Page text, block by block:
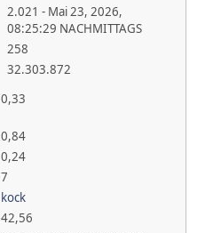
2.021 - Mai 23, 2026,
08:25:29 NACHMITTAGS
258
32.303.872
0,33
0,84
0,24
7
kock
42,56